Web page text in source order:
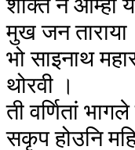
शक्ति न आम्हां
मुख जन
भो साइनाथ
थोरवी ।
ती वर्णितां
सकृप होउनि